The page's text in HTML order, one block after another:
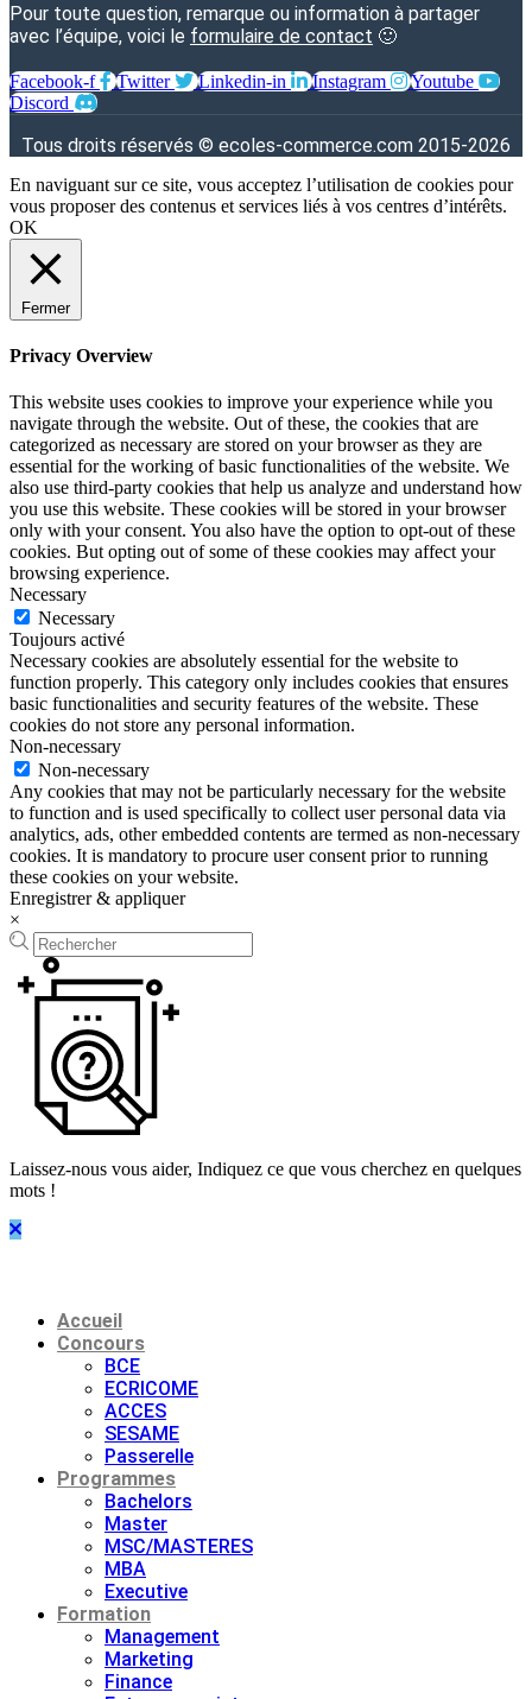
Pour toute question, remarque ou information à partager
avec l’équipe, voici le formulaire de contact 🙂
Facebook-f Twitter Linkedin-in Instagram
Youtube
Discord
Tous droits réservés © ecoles-commerce.com 2015-2026
En naviguant sur ce site, vous acceptez l’utilisation de cookies pour
vous proposer des contenus et services liés à vos centres d’intérêts.
OK
Fermer
Privacy Overview
This website uses cookies to improve your experience while you
navigate through the website. Out of these, the cookies that are
categorized as necessary are stored on your browser as they are
essential for the working of basic functionalities of the website. We
also use third-party cookies that help us analyze and understand how
you use this website. These cookies will be stored in your browser
only with your consent. You also have the option to opt-out of these
cookies. But opting out of some of these cookies may affect your
browsing experience.
Necessary
Necessary
Toujours activé
Necessary cookies are absolutely essential for the website to
function properly. This category only includes cookies that ensures
basic functionalities and security features of the website. These
cookies do not store any personal information.
Non-necessary
Non-necessary
Any cookies that may not be particularly necessary for the website
to function and is used specifically to collect user personal data via
analytics, ads, other embedded contents are termed as non-necessary
cookies. It is mandatory to procure user consent prior to running
these cookies on your website.
Enregistrer & appliquer
×
Laissez-nous vous aider, Indiquez ce que vous cherchez en quelques
mots !
Accueil
Concours
BCE
ECRICOME
ACCES
SESAME
Passerelle
Programmes
Bachelors
Master
MSC/MASTERES
MBA
Executive
Formation
Management
Marketing
Finance